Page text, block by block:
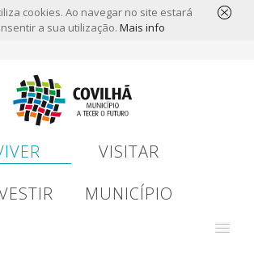
cookies. Ao navegar no site estará
a sua utilização. Mais info
VISITAR
MUNICÍPIO